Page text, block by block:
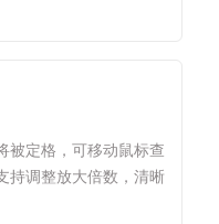
被定格，可移动鼠标查
持调整放大倍数，清晰